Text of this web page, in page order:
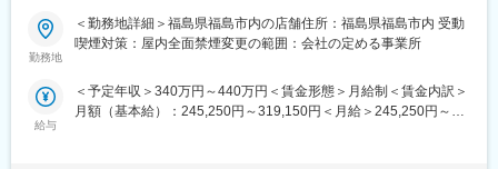
7/21（火）17:00～20:30
7/23（木）17:00～20:30
※ご応募時、参加可能日時をお知らせください。
楽天モバイルショップに来店されるお客様へ、スマートフォン・
料金プラン・楽天カード・楽天市場・楽天ポイントなど、楽天経
活をより豊かにするトータルサポートを行うポジションです。
勤務地
＜勤務地詳細＞福島県福島市内の店舗住所：福島県福島市内 受動
喫煙対策：屋内全面禁煙変更の範囲：会社の定める事業所
給与
＜予定年収＞340万円～440万円＜賃金形態＞月給制＜賃金内訳＞
月額（基本給）：245,250円～319,150円＜月給＞245,250円～